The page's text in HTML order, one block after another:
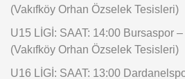
(Vakıfköy Orhan Özselek Tesisleri)
U15 LİGİ: SAAT: 14:00 Bursaspor
(Vakıfköy Orhan Özselek Tesisleri)
U16 LİGİ: SAAT: 13:00